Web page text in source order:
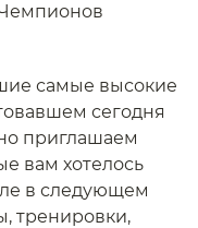
самые высокие
сегодня
приглашаем
вам хотелось
в следующем
тренировки,